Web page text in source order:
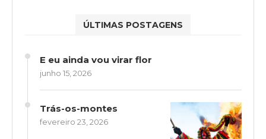
ÚLTIMAS POSTAGENS
E eu ainda vou virar flor
junho 15, 2026
Trás-os-montes
fevereiro 23, 2026